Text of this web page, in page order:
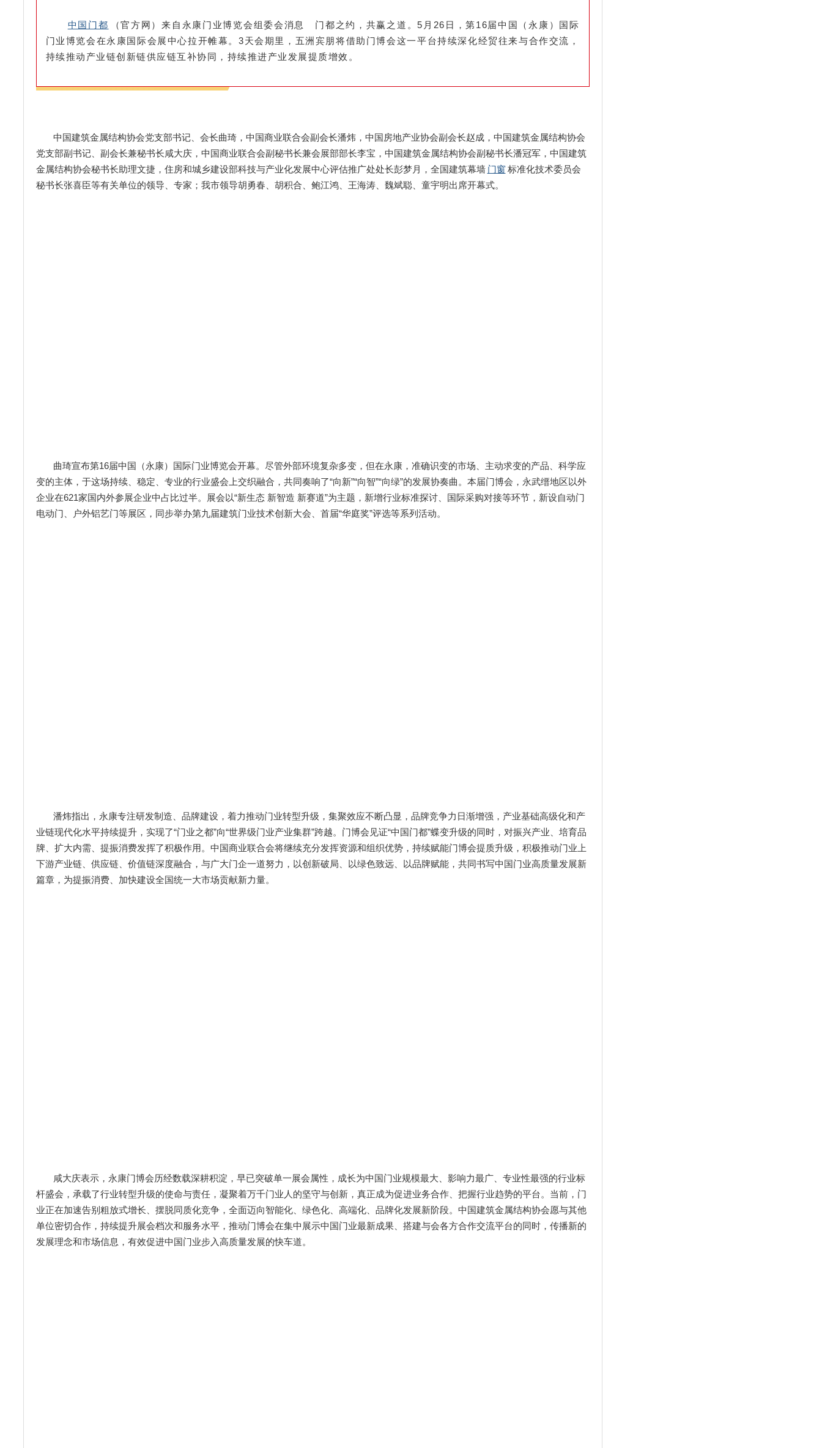
中国门都
（官方网）来自永康门业博览会组委会消息 门都之约，共赢之道。5月26日，第16届中国（永康）国际
门业博览会在永康国际会展中心拉开帷幕。3天会期里，五洲宾朋将借助门博会这一平台持续深化经贸往来与合作交流，
持续推动产业链创新链供应链互补协同，持续推进产业发展提质增效。
中国建筑金属结构协会党支部书记、会长曲琦，中国商业联合会副会长潘炜，中国房地产业协会副会长赵成，中国建筑金属结构协会
党支部副书记、副会长兼秘书长咸大庆，中国商业联合会副秘书长兼会展部部长李宝，中国建筑金属结构协会副秘书长潘冠军，中国建筑
金属结构协会秘书长助理文捷，住房和城乡建设部科技与产业化发展中心评估推广处处长彭梦月，全国建筑幕墙 门窗 标准化技术委员会
秘书长张喜臣等有关单位的领导、专家；我市领导胡勇春、胡积合、鲍江鸿、王海涛、魏斌聪、童宇明出席开幕式。
曲琦宣布第16届中国（永康）国际门业博览会开幕。尽管外部环境复杂多变，但在永康，准确识变的市场、主动求变的产品、科学应
变的主体，于这场持续、稳定、专业的行业盛会上交织融合，共同奏响了“向新”“向智”“向绿”的发展协奏曲。本届门博会，永武缙地区以外
企业在621家国内外参展企业中占比过半。展会以“新生态 新智造 新赛道”为主题，新增行业标准探讨、国际采购对接等环节，新设自动门
电动门、户外铝艺门等展区，同步举办第九届建筑门业技术创新大会、首届“华庭奖”评选等系列活动。
潘炜指出，永康专注研发制造、品牌建设，着力推动门业转型升级，集聚效应不断凸显，品牌竞争力日渐增强，产业基础高级化和产
业链现代化水平持续提升，实现了“门业之都”向“世界级门业产业集群”跨越。门博会见证“中国门都”蝶变升级的同时，对振兴产业、培育品
牌、扩大内需、提振消费发挥了积极作用。中国商业联合会将继续充分发挥资源和组织优势，持续赋能门博会提质升级，积极推动门业上
下游产业链、供应链、价值链深度融合，与广大门企一道努力，以创新破局、以绿色致远、以品牌赋能，共同书写中国门业高质量发展新
篇章，为提振消费、加快建设全国统一大市场贡献新力量。
咸大庆表示，永康门博会历经数载深耕积淀，早已突破单一展会属性，成长为中国门业规模最大、影响力最广、专业性最强的行业标
杆盛会，承载了行业转型升级的使命与责任，凝聚着万千门业人的坚守与创新，真正成为促进业务合作、把握行业趋势的平台。当前，门
业正在加速告别粗放式增长、摆脱同质化竞争，全面迈向智能化、绿色化、高端化、品牌化发展新阶段。中国建筑金属结构协会愿与其他
单位密切合作，持续提升展会档次和服务水平，推动门博会在集中展示中国门业最新成果、搭建与会各方合作交流平台的同时，传播新的
发展理念和市场信息，有效促进中国门业步入高质量发展的快车道。